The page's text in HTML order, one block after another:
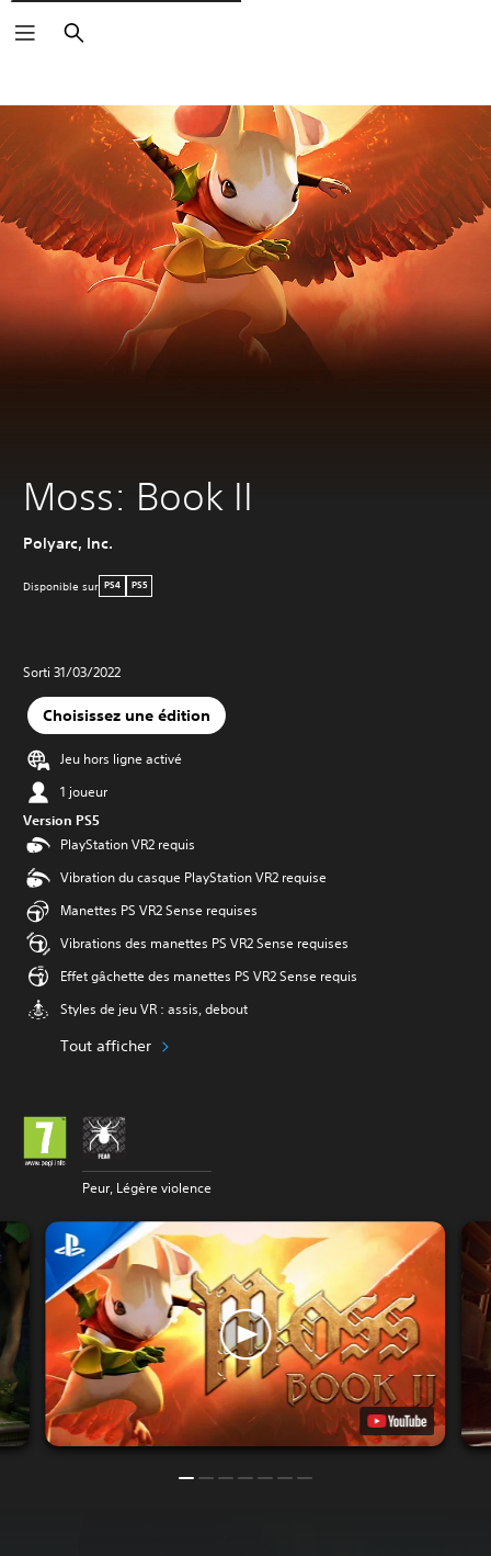
Rechercher
Moss: Book II
Polyarc, Inc.
Disponible sur PS4 PS5
Sorti 31/03/2022
Choisissez une édition
Jeu hors ligne activé
1 joueur
Version PS5
PlayStation VR2 requis
Vibration du casque PlayStation VR2 requise
Manettes PS VR2 Sense requises
Vibrations des manettes PS VR2 Sense requises
Effet gâchette des manettes PS VR2 Sense requis
Styles de jeu VR : assis, debout
Tout afficher
Peur, Légère violence